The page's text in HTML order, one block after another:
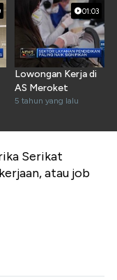
01:03
Lowongan Kerja di
AS Meroket
5 tahun yang lalu
Serikat
atau job